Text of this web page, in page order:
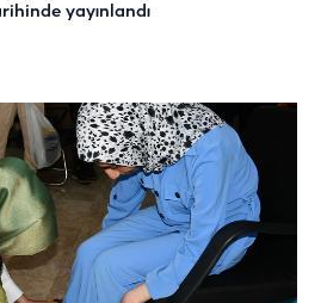
yayınlandı